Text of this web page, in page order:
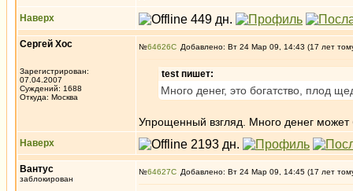
Наверх
Сергей Хос
Зарегистрирован:
07.04.2007
Суждений: 1688
Откуда: Москва
№64626 Добавлено: Вт 24 Мар 09, 14:43 (17 лет
test пишет:
Много денег, это богатство, плод
Упрощенный взгляд. Много денег может
Наверх
Вантус
заблокирован
№64627 Добавлено: Вт 24 Мар 09, 14:45 (17 лет